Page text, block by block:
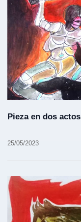
Pieza en dos actos
25/05/2023